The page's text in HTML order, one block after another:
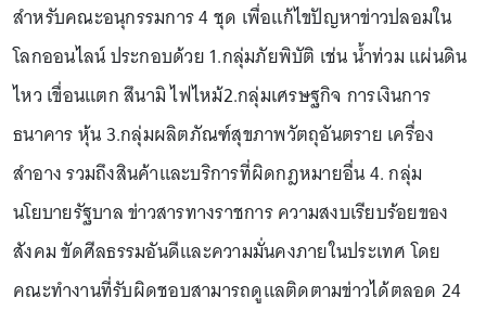
สำหรับคณะอนุกรรมการ 4 ชุด เพื่อแก้ไขปัญหาข่าวปลอมใน
โลกออนไลน์ ประกอบด้วย 1.กลุ่มภัยพิบัติ เช่น น้ำท่วม แผ่นดิน
ไหว เขื่อนแตก สึนามิ ไฟไหม้2.กลุ่มเศรษฐกิจ การเงินการ
ธนาคาร หุ้น 3.กลุ่มผลิตภัณฑ์สุขภาพวัตถุอันตราย เครื่อง
สำอาง รวมถึงสินค้าและบริการที่ผิดกฎหมายอื่น 4. กลุ่ม
นโยบายรัฐบาล ข่าวสารทางราชการ ความสงบเรียบร้อยของ
สังคม ขัดศีลธรรมอันดีและความมั่นคงภายในประเทศ โดย
คณะทำงานที่รับผิดชอบสามารถดูแลติดตามข่าวได้ตลอด 24